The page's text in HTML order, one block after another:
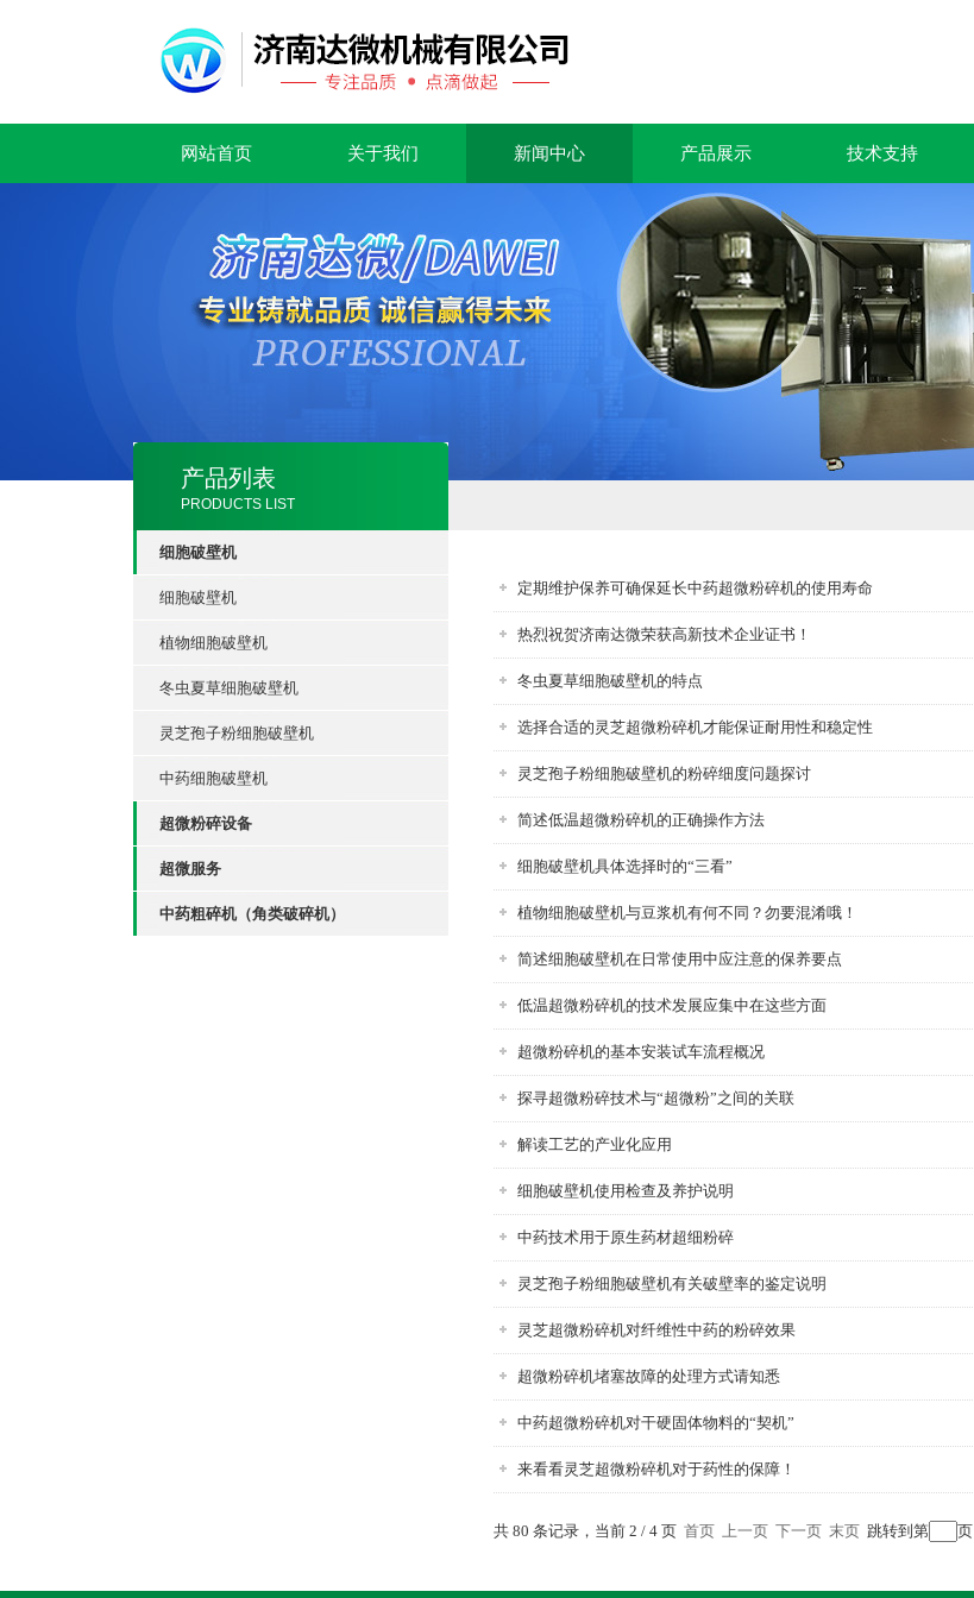
网站首页 关于我们 新闻中心 产品展示 技术支持
产品列表
PRODUCTS LIST
细胞破壁机
细胞破壁机
植物细胞破壁机
冬虫夏草细胞破壁机
灵芝孢子粉细胞破壁机
中药细胞破壁机
超微粉碎设备
超微服务
中药粗碎机（角类破碎机）
定期维护保养可确保延长中药超微粉碎机的使用寿命
热烈祝贺济南达微荣获高新技术企业证书！
冬虫夏草细胞破壁机的特点
选择合适的灵芝超微粉碎机才能保证耐用性和稳定性
灵芝孢子粉细胞破壁机的粉碎细度问题探讨
简述低温超微粉碎机的正确操作方法
细胞破壁机具体选择时的“三看”
植物细胞破壁机与豆浆机有何不同？勿要混淆哦！
简述细胞破壁机在日常使用中应注意的保养要点
低温超微粉碎机的技术发展应集中在这些方面
超微粉碎机的基本安装试车流程概况
探寻超微粉碎技术与“超微粉”之间的关联
解读工艺的产业化应用
细胞破壁机使用检查及养护说明
中药技术用于原生药材超细粉碎
灵芝孢子粉细胞破壁机有关破壁率的鉴定说明
灵芝超微粉碎机对纤维性中药的粉碎效果
超微粉碎机堵塞故障的处理方式请知悉
中药超微粉碎机对干硬固体物料的“契机”
来看看灵芝超微粉碎机对于药性的保障！
共 80 条记录，当前 2 / 4 页 首页 上一页 下一页 末页 跳转到第 页